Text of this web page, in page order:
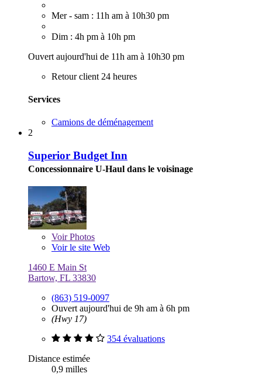
Mer - sam : 11h am à 10h30 pm
Dim : 4h pm à 10h pm
Ouvert aujourd'hui de 11h am à 10h30 pm
Retour client 24 heures
Services
Camions de déménagement
2
Superior Budget Inn
Concessionnaire U-Haul dans le voisinage
VoirPhotos
Voir le site Web
1460 E Main St
Bartow, FL 33830
(863) 519-0097
Ouvert aujourd'hui de 9h am à 6h pm
(Hwy 17)
354 évaluations
Distance estimée
0,9 milles